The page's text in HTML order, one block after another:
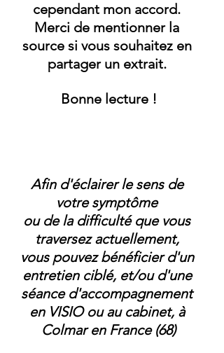
cependant mon accord.
Merci de mentionner la
source si vous souhaitez en
partager un extrait.
Bonne lecture !
Afin d'éclairer le sens de
votre symptôme
ou de la difficulté que vous
traversez actuellement,
vous pouvez bénéficier d'un
entretien ciblé, et/ou d'une
séance d'accompagnement
en VISIO ou au cabinet, à
Colmar en France (68)